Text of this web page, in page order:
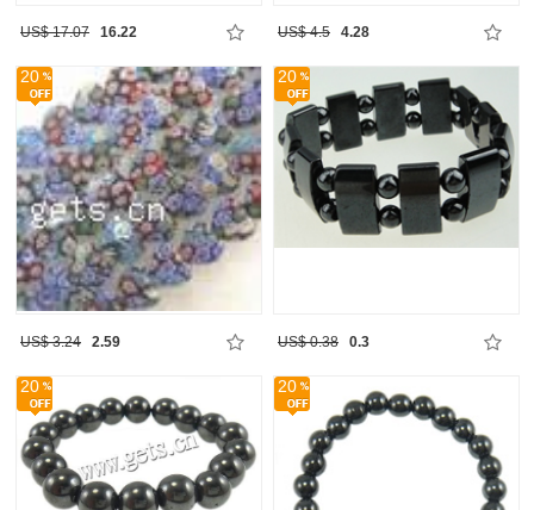
US$ 17.07 16.22 US$ 4.5 4.28
20
US$ 3.24 2.59
20
US$ 0.38 0.3
20 20